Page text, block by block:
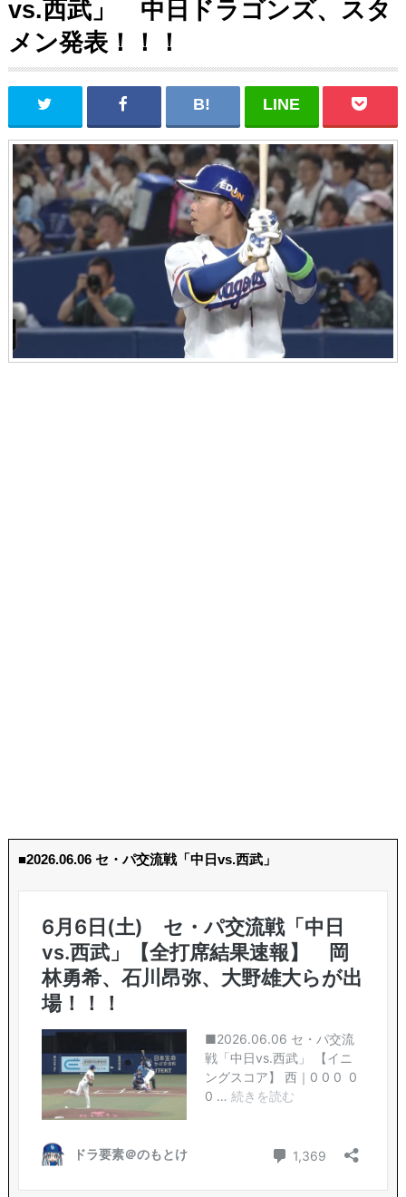
vs.西武」 中日ドラゴンズ、スタ
メン発表！！！
■2026.06.06 セ・パ交流戦「中日vs.西武」